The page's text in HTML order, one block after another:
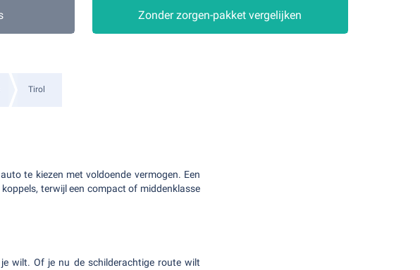
Zonder zorgen-pakket vergelijken
Tirol
te kiezen met voldoende vermogen. Een
terwijl een compact of middenklasse
wilt. Of je nu de schilderachtige route wilt